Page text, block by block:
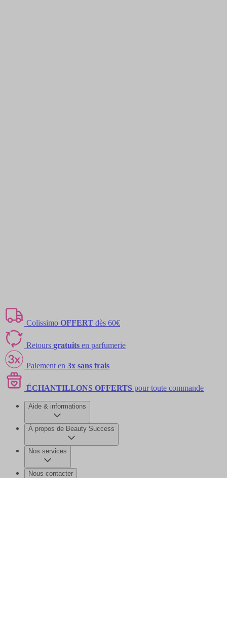
Colissimo OFFERT dès 60€
Retours gratuits en parfumerie
Paiement en 3x sans frais
ÉCHANTILLONS OFFERTS pour toute commande
Aide & informations
À propos de Beauty Success
Nos services
Nous contacter